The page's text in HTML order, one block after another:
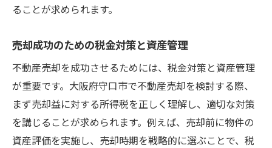
ることが求められます。
売却成功のための税金対策と資産管理
不動産売却を成功させるためには、税金対策と資産管理
が重要です。大阪府守口市で不動産売却を検討する際、
まず売却益に対する所得税を正しく理解し、適切な対策
を講じることが求められます。例えば、売却前に物件の
資産評価を実施し、売却時期を戦略的に選ぶことで、税